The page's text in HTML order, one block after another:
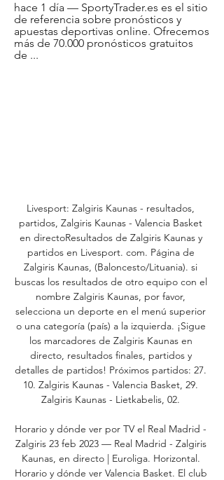
hace 1 día — SportyTrader.es es el sitio
de referencia sobre pronósticos y
apuestas deportivas online. Ofrecemos
más de 70.000 pronósticos gratuitos
de ...
Livesport: Zalgiris Kaunas - resultados,
partidos, Zalgiris Kaunas - Valencia Basket
en directoResultados de Zalgiris Kaunas y
partidos en Livesport. com. Página de
Zalgiris Kaunas, (Baloncesto/Lituania). si
buscas los resultados de otro equipo con el
nombre Zalgiris Kaunas, por favor,
selecciona un deporte en el menú superior
o una categoría (país) a la izquierda. ¡Sigue
los marcadores de Zalgiris Kaunas en
directo, resultados finales, partidos y
detalles de partidos! Próximos partidos: 27.
10. Zalgiris Kaunas - Valencia Basket, 29.
Zalgiris Kaunas - Lietkabelis, 02.
Horario y dónde ver por TV el Real Madrid -
Zalgiris 23 feb 2023 — Real Madrid - Zalgiris
Kaunas, en directo | Euroliga. Horizontal.
Horario y dónde ver Valencia Basket. El club